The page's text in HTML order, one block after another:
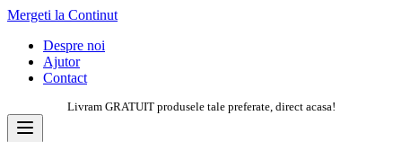
Mergeti la Continut
Despre noi
Ajutor
Contact
Livram GRATUIT produsele tale preferate, direct acasa!